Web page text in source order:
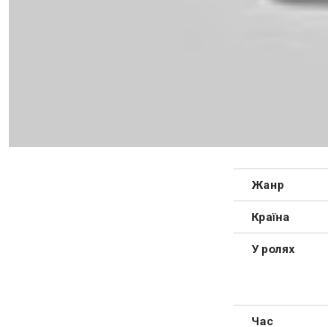
Жанр
Країна
У ролях
Час